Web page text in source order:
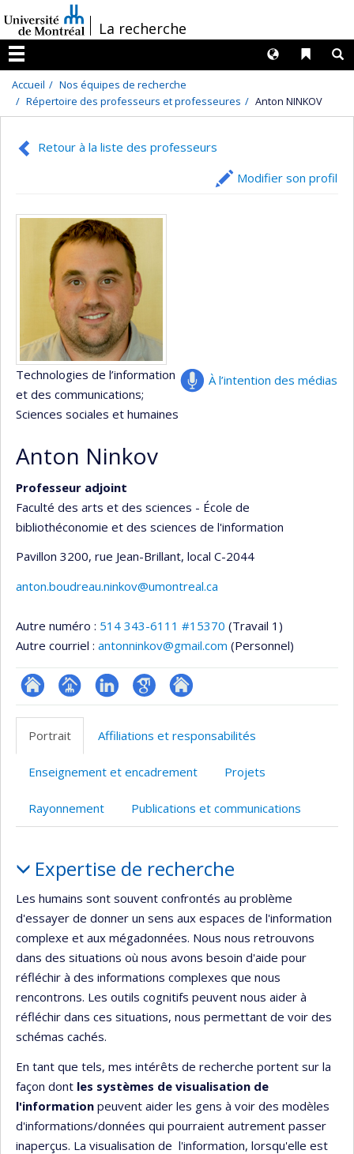
au
contenu
/La recherche
Menu
Liens
Langues
Accueil
Nos équipes de recherche
Répertoire des professeurs et professeures
Anton NINKOV
Retour à la liste des professeurs
Modifier son profil
À l’intention des médias
Technologies de l’information
et des communications;
Sciences sociales et humaines
Anton Ninkov
Professeur adjoint
Faculté des arts et des sciences - École de
bibliothéconomie et des sciences de l'information
Pavillon 3200, rue Jean-Brillant, local C-2044
anton.boudreau.ninkov@umontreal.ca
Autre numéro : 514 343-6111 #15370 (Travail 1)
Autre courriel : antonninkov@gmail.com (Personnel)
ResearchGate
Page
(faculté,département,école)
LinkedInGoogleAutre
web
Portrait Affiliations et responsabilités
Enseignement et encadrement Projets
Rayonnement Publications et communications
Expertise de recherche
Les humains sont souvent confrontés au problème
d'essayer de donner un sens aux espaces de l'information
complexe et aux mégadonnées. Nous nous retrouvons
dans des situations où nous avons besoin d'aide pour
réfléchir à des informations complexes que nous
rencontrons. Les outils cognitifs peuvent nous aider à
réfléchir dans ces situations, nous permettant de voir des
schémas cachés.
En tant que tels, mes intérêts de recherche portent sur la
façon dont les systèmes de visualisation de
l'information peuvent aider les gens à voir des modèles
d'informations/données qui pourraient autrement passer
inaperçus. La visualisation de l'information, lorsqu'elle est